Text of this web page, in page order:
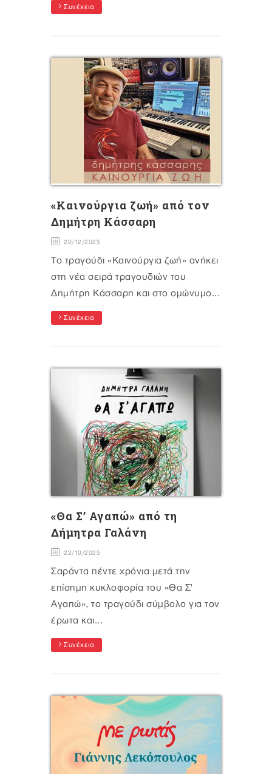
Συνέχεια
«Καινούργια ζωή» από τον
Δημήτρη Κάσσαρη
20/12/2025
Το τραγούδι «Καινούργια ζωή» ανήκει
στη νέα σειρά τραγουδιών του
Δημήτρη Κάσσαρη και στο ομώνυμο...
Συνέχεια
«Θα Σ’ Αγαπώ» από τη
Δήμητρα Γαλάνη
22/10/2025
Σαράντα πέντε χρόνια μετά την
επίσημη κυκλοφορία του «Θα Σ'
Αγαπώ», το τραγούδι σύμβολο για τον
έρωτα και...
Συνέχεια